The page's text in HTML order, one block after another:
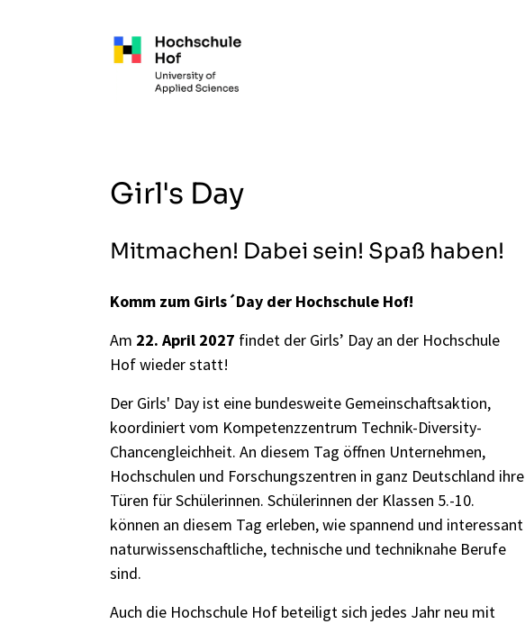
Girl's Day
Mitmachen! Dabei sein! Spaß haben!
Komm zum Girls´Day der Hochschule Hof!
Am 22. April 2027 findet der Girls’ Day an der Hochschule
Hof wieder statt!
Der Girls' Day ist eine bundesweite Gemeinschaftsaktion,
koordiniert vom Kompetenzzentrum Technik-Diversity-
Chancengleichheit. An diesem Tag öffnen Unternehmen,
Hochschulen und Forschungszentren in ganz Deutschland ihre
Türen für Schülerinnen. Schülerinnen der Klassen 5.-10.
können an diesem Tag erleben, wie spannend und interessant
naturwissenschaftliche, technische und techniknahe Berufe
sind.
Auch die Hochschule Hof beteiligt sich jedes Jahr neu mit